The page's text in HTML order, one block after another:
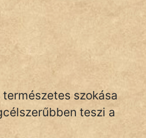
szokása
teszi a